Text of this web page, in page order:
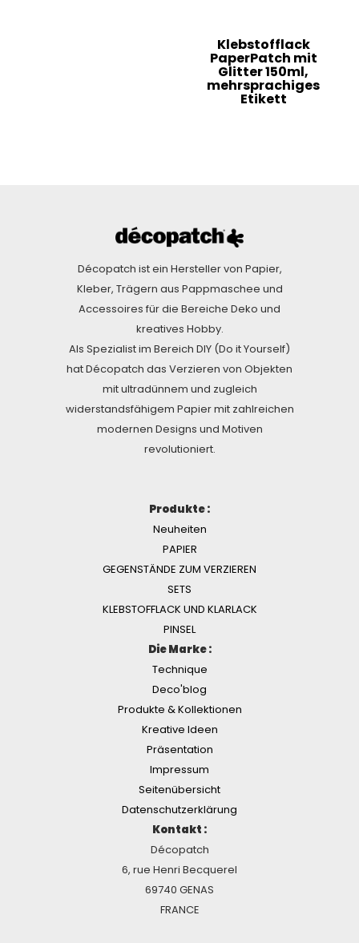
Klebstofflack
PaperPatch mit
Glitter 150ml,
mehrsprachiges
Etikett
Décopatch ist ein Hersteller von Papier,
Kleber, Trägern aus Pappmaschee und
Accessoires für die Bereiche Deko und
kreatives Hobby.
Als Spezialist im Bereich DIY (Do it Yourself)
hat Décopatch das Verzieren von Objekten
mit ultradünnem und zugleich
widerstandsfähigem Papier mit zahlreichen
modernen Designs und Motiven
revolutioniert.
Produkte :
Neuheiten
PAPIER
GEGENSTÄNDE ZUM VERZIEREN
SETS
KLEBSTOFFLACK UND KLARLACK
PINSEL
Die Marke :
Technique
Deco'blog
Produkte & Kollektionen
Kreative Ideen
Präsentation
Impressum
Seitenübersicht
Datenschutzerklärung
Kontakt :
Décopatch
6, rue Henri Becquerel
69740 GENAS
FRANCE